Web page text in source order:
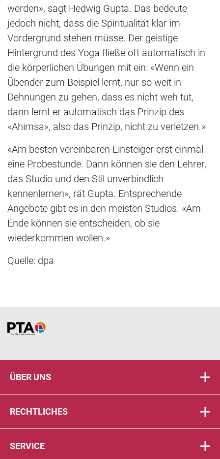
werden», sagt Hedwig Gupta. Das bedeute
jedoch nicht, dass die Spiritualität klar im
Vordergrund stehen müsse. Der geistige
Hintergrund des Yoga fließe oft automatisch in
die körperlichen Übungen mit ein: «Wenn ein
Übender zum Beispiel lernt, nur so weit in
Dehnungen zu gehen, dass es nicht weh tut,
dann lernt er automatisch das Prinzip des
«Ahimsa», also das Prinzip, nicht zu verletzen.»
«Am besten vereinbaren Einsteiger erst einmal
eine Probestunde. Dann können sie den Lehrer,
das Studio und den Stil unverbindlich
kennenlernen», rät Gupta. Entsprechende
Angebote gibt es in den meisten Studios. «Am
Ende können sie entscheiden, ob sie
wiederkommen wollen.»
Quelle: dpa
Home
ÜBER UNS
RECHTLICHES
SERVICE